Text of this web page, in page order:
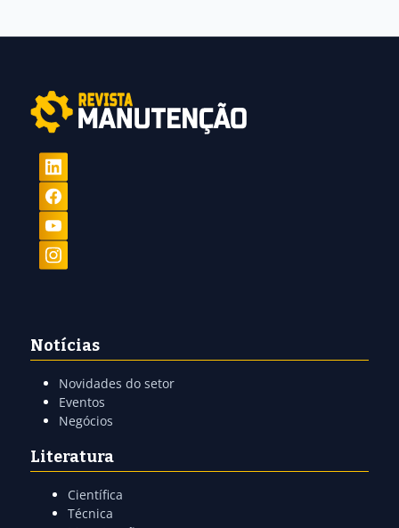
Notícias
Novidades do setor
Eventos
Negócios
Literatura
Científica
Técnica